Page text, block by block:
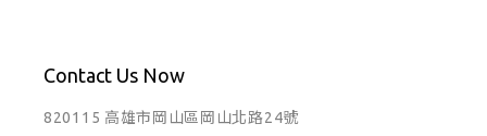
Contact Us Now
820115 高雄市岡山區岡山北路24號